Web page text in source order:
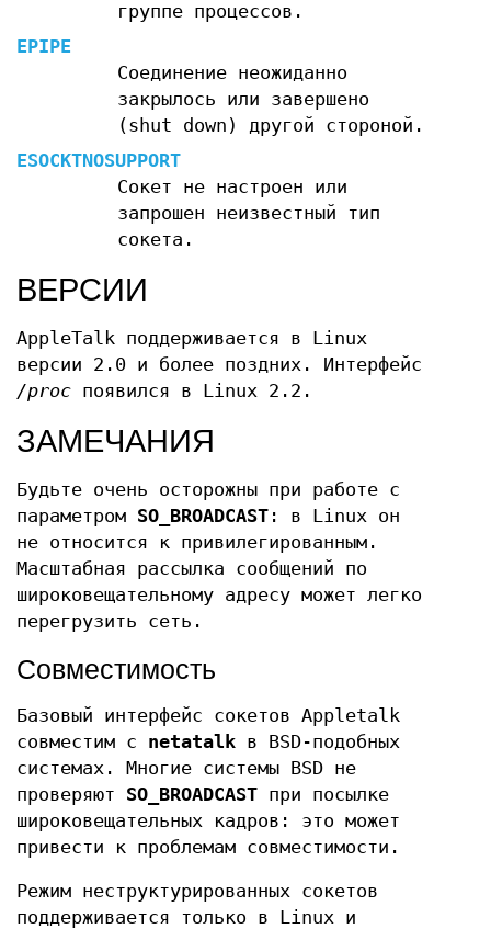
группе процессов.
EPIPE
Соединение неожиданно
закрылось или завершено
(shut down) другой стороной.
ESOCKTNOSUPPORT
Сокет не настроен или
запрошен неизвестный тип
сокета.
ВЕРСИИ
AppleTalk поддерживается в Linux
версии 2.0 и более поздних. Интерфейс
/proc появился в Linux 2.2.
ЗАМЕЧАНИЯ
Будьте очень осторожны при работе с
параметром SO_BROADCAST : в Linux он
не относится к привилегированным.
Масштабная рассылка сообщений по
широковещательному адресу может легко
перегрузить сеть.
Совместимость
Базовый интерфейс сокетов Appletalk
совместим с netatalk в BSD-подобных
системах. Многие системы BSD не
проверяют SO_BROADCAST при посылке
широковещательных кадров: это может
привести к проблемам совместимости.
Режим неструктурированных сокетов
поддерживается только в Linux и